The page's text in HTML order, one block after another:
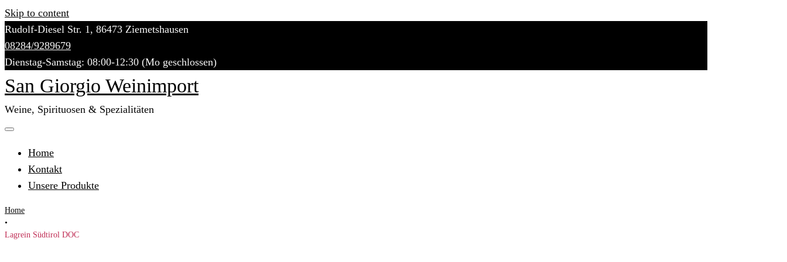
Skip to content
Rudolf-Diesel Str. 1, 86473 Ziemetshausen
08284/9289679
Dienstag-Samstag: 08:00-12:30 (Mo geschlossen)
San Giorgio Weinimport
Weine, Spirituosen & Spezialitäten
Home
Kontakt
Unsere Produkte
Home
•
Lagrein Südtirol DOC